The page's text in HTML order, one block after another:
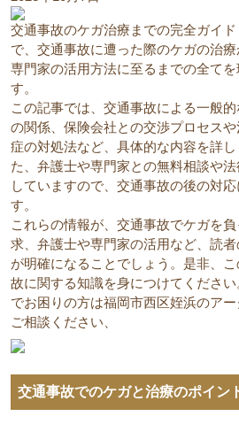
交通事故のケガ治療までの完全ガイ
で、交通事故に遭った際のケガの治
専門家の活用方法に至るまでの全て
す。
この記事では、交通事故による一般
の関係、保険会社との交渉プロセス
症の対処法など、具体的な内容を詳
た、弁護士や専門家との無料相談や
していますので、交通事故の後の対
す。
これらの情報が、交通事故でケガを
求、弁護士や専門家の活用など、読
が明確になることでしょう。是非、
故に関する知識を身につけてくださ
でお困りの方は福岡市西区姪浜のア
ご相談ください、
交通事故でのケガと治療のポイン